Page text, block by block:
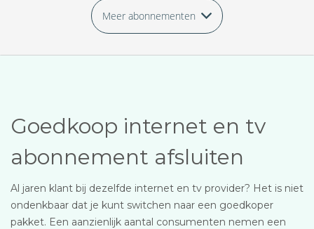
Meer abonnementen
Goedkoop internet en tv
abonnement afsluiten
Al jaren klant bij dezelfde internet en tv provider? Het is niet
ondenkbaar dat je kunt switchen naar een goedkoper
pakket. Een aanzienlijk aantal consumenten nemen een